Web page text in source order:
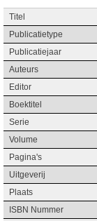
Titel
Publicatietype
Publicatiejaar
Auteurs
Editor
Boektitel
Serie
Volume
Pagina's
Uitgeverij
Plaats
ISBN Nummer